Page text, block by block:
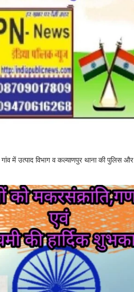
में उत्पाद विभाग व कल्याणपुर थाना की पुलिस और